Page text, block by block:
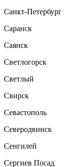
Санкт-Петербург
Саранск
Саянск
Светлогорск
Светлый
Свирск
Севастополь
Северодвинск
Сенгилей
Сергиев Посад